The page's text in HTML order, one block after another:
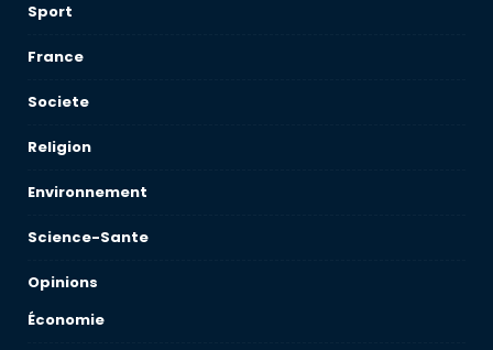
Sport
France
Societe
Religion
Environnement
Science-Sante
Opinions
Économie